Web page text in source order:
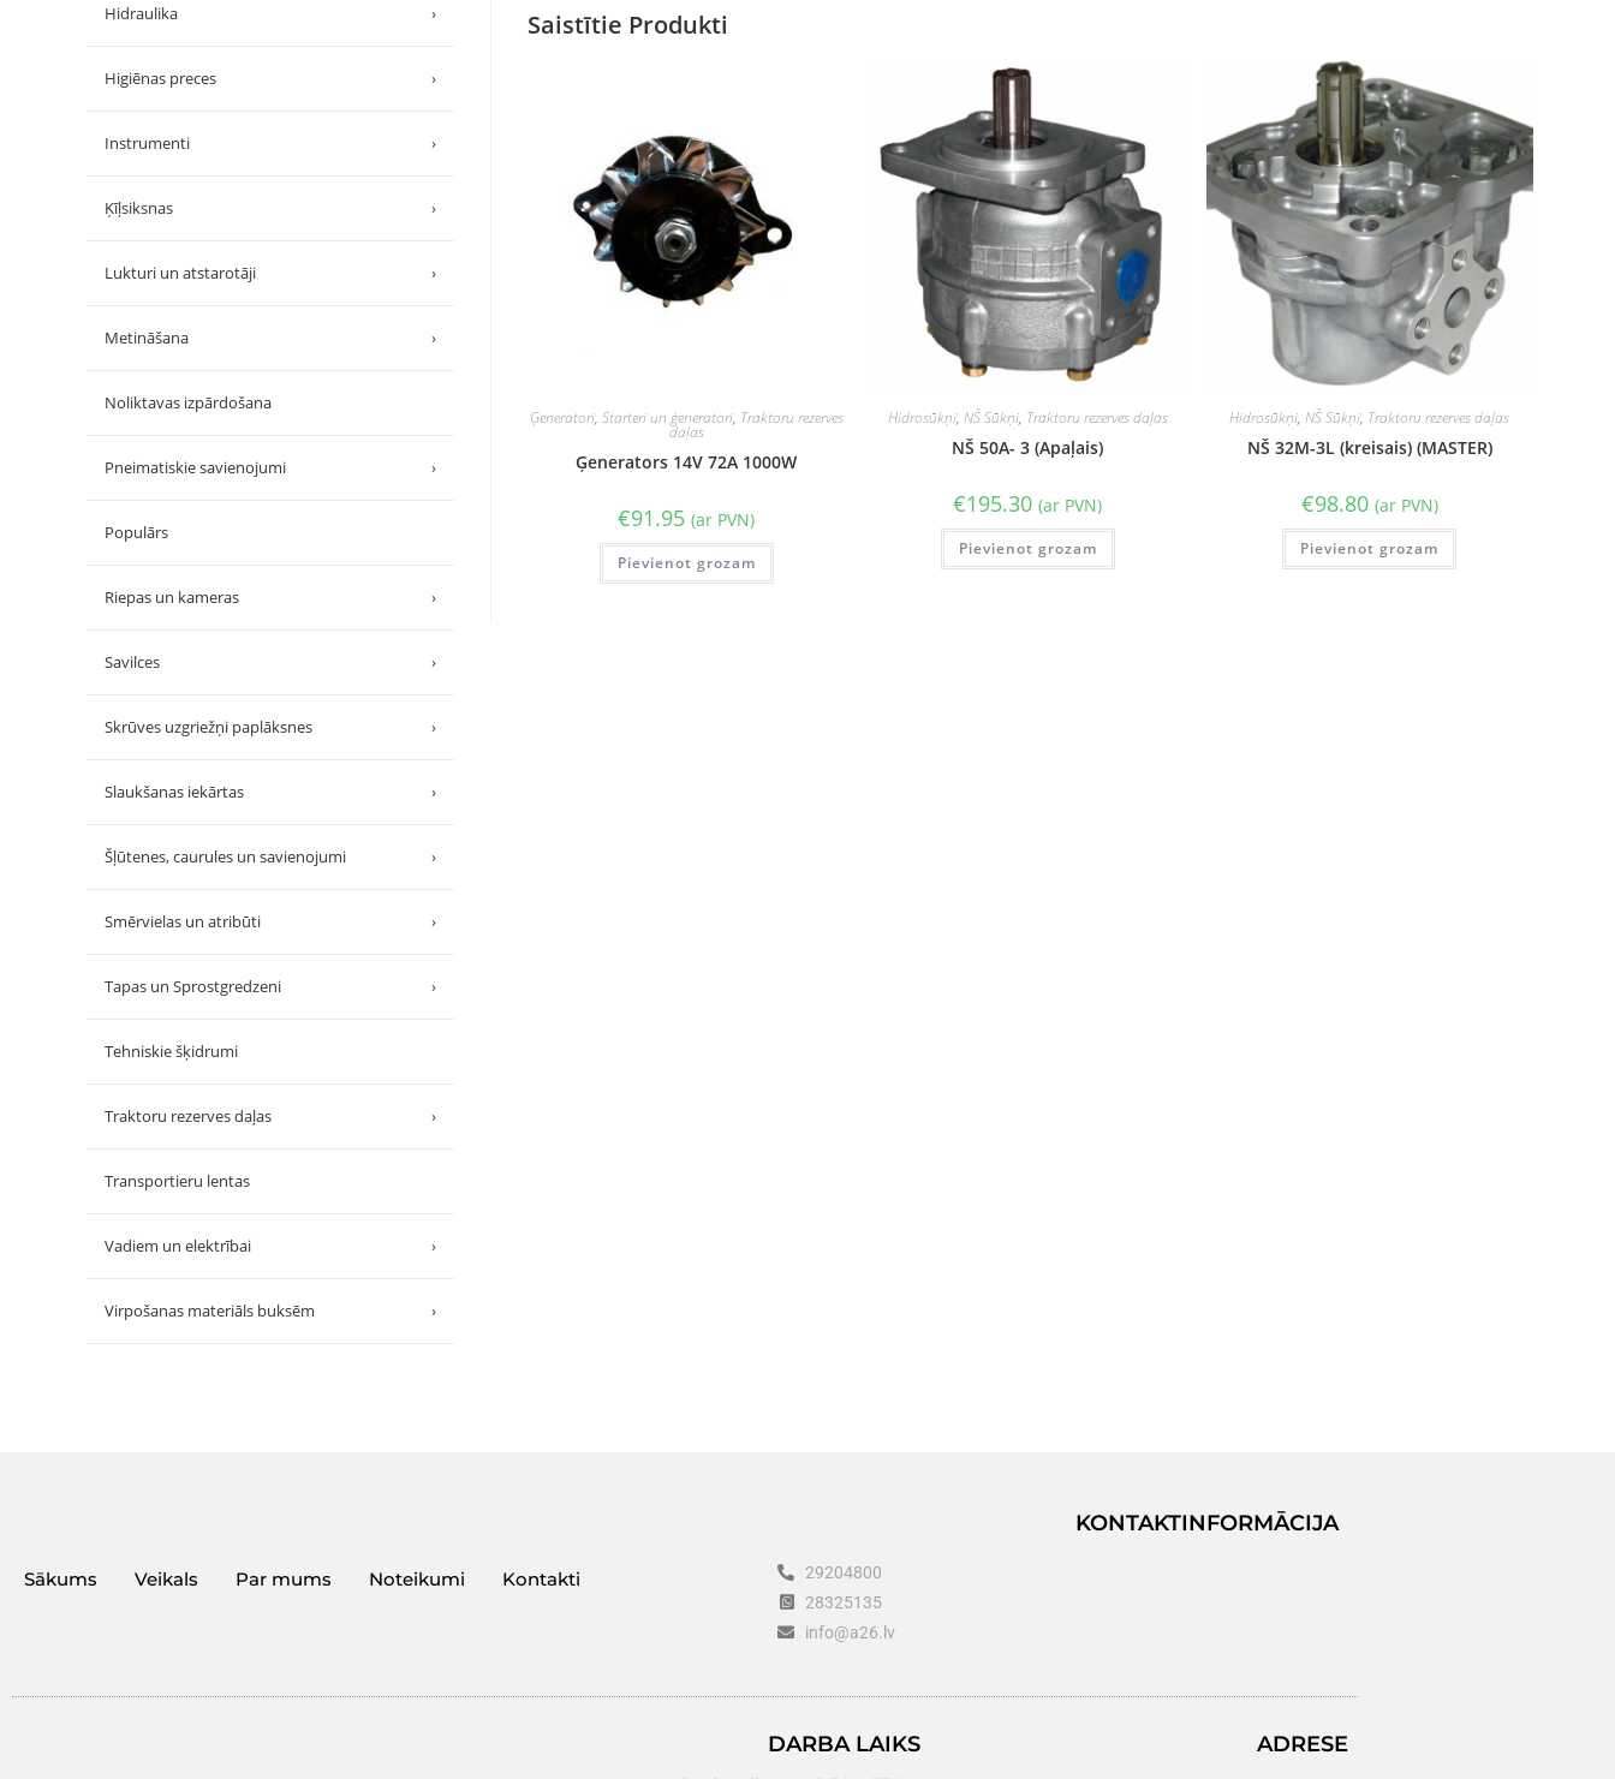
Saistītie Produkti
Ģeneratori, Starteri un ģeneratori, Traktoru rezerves
daļas
Ģenerators 14V 72A 1000W
€91.95 (ar PVN)
Pievienot grozam
Hidrosūkņi, NŠ Sūkņi, Traktoru rezerves daļas
NŠ 50A- 3 (Apaļais)
€195.30 (ar PVN)
Pievienot grozam
Hidrosūkņi,NŠ Sūkņi, Traktoru rezerves daļas
NŠ 32M-3L (kreisais) (MASTER)
€98.80 (ar PVN)
Pievienot grozam
Hidraulika ›
Higiēnas preces ›
Instrumenti ›
Ķīļsiksnas ›
Lukturi un atstarotāji ›
Metināšana ›
Noliktavas izpārdošana
Pneimatiskie savienojumi ›
Populārs
Riepas un kameras ›
Savilces ›
Skrūves uzgriežņi paplāksnes ›
Slaukšanas iekārtas ›
Šļūtenes, caurules un savienojumi ›
Smērvielas un atribūti ›
Tapas un Sprostgredzeni ›
Tehniskie šķidrumi
Traktoru rezerves daļas ›
Transportieru lentas
Vadiem un elektrībai ›
Virpošanas materiāls buksēm ›
Sākums Veikals Par mums Noteikumi Kontakti
KONTAKTINFORMĀCIJA
29204800
28325135
info@a26.lv
DARBA LAIKS ADRESE